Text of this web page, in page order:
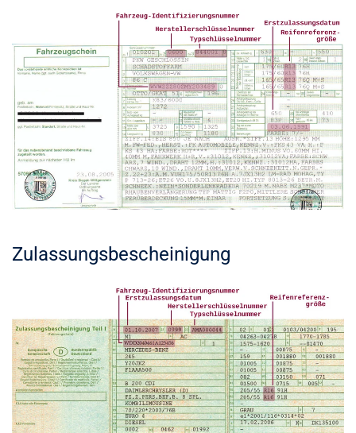
Zulassungsbescheinigung